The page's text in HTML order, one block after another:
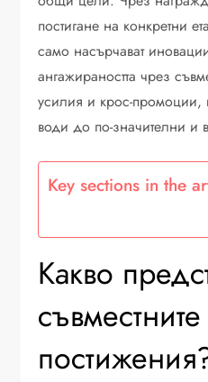
постигане на конкретни
само насърчават
ангажираността чрез
усилия и крос-промоции,
води до по-значителни и
Key sections in the
Какво